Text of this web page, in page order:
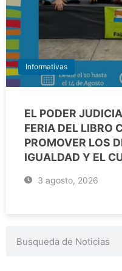
Informativas
EL PODER
FERIA DEL LIBRO
PROMOVER LOS
IGUALDAD Y EL
3 agosto, 2026